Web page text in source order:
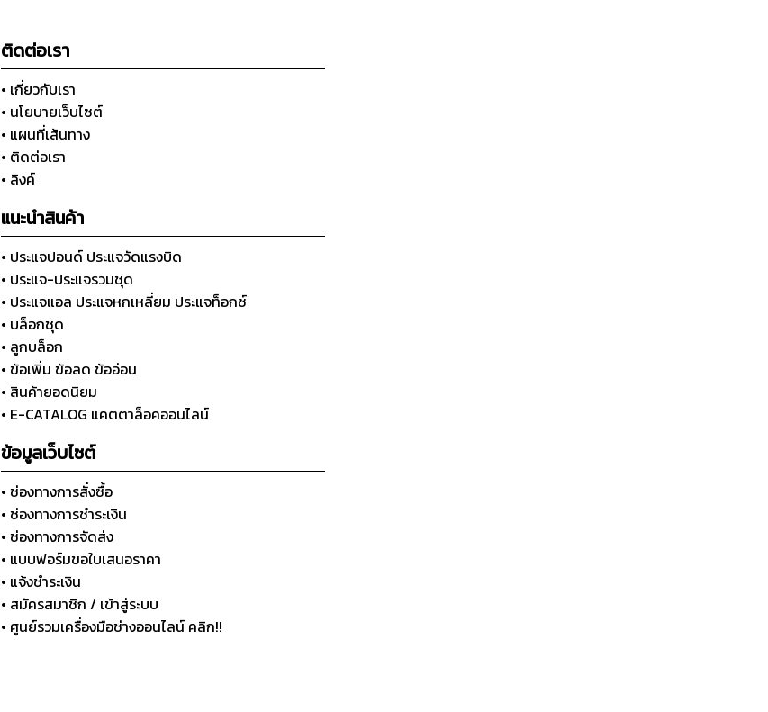
ติดต่อเรา
• เกี่ยวกับเรา
• นโยบายเว็บไซต์
• แผนที่เส้นทาง
• ติดต่อเรา
• ลิงค์
แนะนำสินค้า
• ประแจปอนด์ ประแจวัดแรงบิด
• ประแจ-ประแจรวมชุด
• ประแจแอล ประแจหกเหลี่ยม ประแจท็อกซ์
• บล็อกชุด
• ลูกบล็อก
• ข้อเพิ่ม ข้อลด ข้ออ่อน
• สินค้ายอดนิยม
• E-CATALOG แคตตาล็อคออนไลน์
ข้อมูลเว็บไซต์
• ช่องทางการสั่งซื้อ
• ช่องทางการชำระเงิน
• ช่องทางการจัดส่ง
• แบบฟอร์มขอใบเสนอราคา
• แจ้งชำระเงิน
• สมัครสมาชิก / เข้าสู่ระบบ
• ศูนย์รวมเครื่องมือช่างออนไลน์ คลิก!!